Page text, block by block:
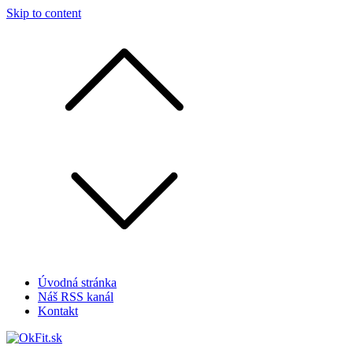
Skip to content
Úvodná stránka
Náš RSS kanál
Kontakt